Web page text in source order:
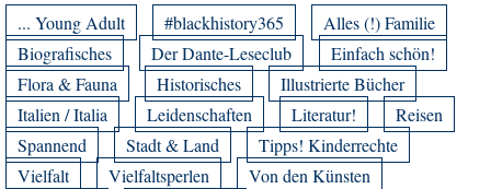
... Young Adult #blackhistory365
Alles (!) Familie
Biografisches
Der Dante-Leseclub
Einfach schön!
Flora & Fauna
Historisches
Illustrierte Bücher
Italien / Italia
Leidenschaften Literatur!
Reisen
Spannend
Stadt & Land
Tipps! Kinderrechte
Vielfalt
Vielfaltsperlen
Von den Künsten